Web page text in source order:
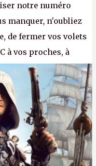
notre numéro
manquer, n'oubliez
de fermer vos volets
à vos proches, à
vous croisez
ER.